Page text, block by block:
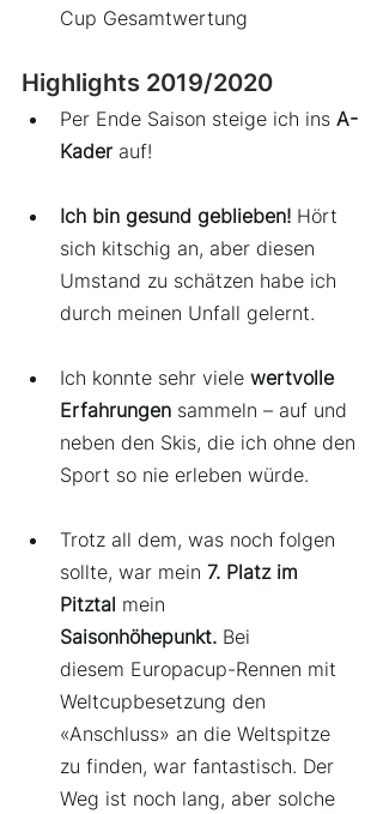
Cup Gesamtwertung
Highlights 2019/2020
Per Ende Saison steige ich ins A-
Kader auf!
Ich bin gesund geblieben! Hört
sich kitschig an, aber diesen
Umstand zu schätzen habe ich
durch meinen Unfall gelernt.
Ich konnte sehr viele wertvolle
Erfahrungen sammeln – auf und
neben den Skis, die ich ohne den
Sport so nie erleben würde.
Trotz all dem, was noch folgen
sollte, war mein 7. Platz im
Pitztal mein
Saisonhöhepunkt. Bei
diesem Europacup-Rennen mit
Weltcupbesetzung den
«Anschluss» an die Weltspitze
zu finden, war fantastisch. Der
Weg ist noch lang, aber solche